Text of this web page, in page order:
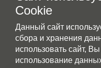
Политика
Cookie
Данный сайт
сбора и хранения
использовать сайт,
использование